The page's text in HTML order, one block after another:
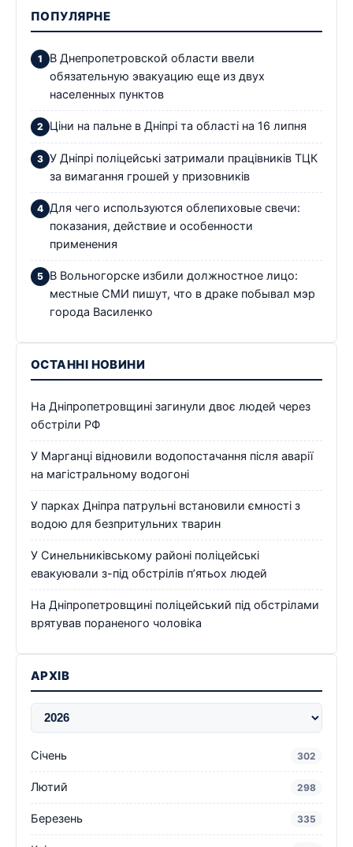
ПОПУЛЯРНЕ
В Днепропетровской области ввели
обязательную эвакуацию еще из двух
населенных пунктов
Ціни на пальне в Дніпрі та області на 16 липня
У Дніпрі поліцейські затримали працівників ТЦК
за вимагання грошей у призовників
Для чего используются облепиховые свечи:
показания, действие и особенности
применения
В Вольногорске избили должностное лицо:
местные СМИ пишут, что в драке побывал мэр
города Василенко
ОСТАННІ НОВИНИ
На Дніпропетровщині загинули двоє людей через
обстріли РФ
У Марганці відновили водопостачання після аварії
на магістральному водогоні
У парках Дніпра патрульні встановили ємності з
водою для безпритульних тварин
У Синельниківському районі поліцейські
евакуювали з-під обстрілів п’ятьох людей
На Дніпропетровщині поліцейський під обстрілами
врятував пораненого чоловіка
АРХІВ
Січень 302
Лютий 298
Березень 335